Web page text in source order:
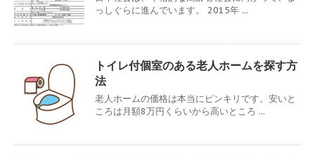
っしぐらに進んでいます。 2015年 ...
トイレ付個室のある老人ホームを探す方
法
老人ホームの価格は本当にピンキリです。安いと
ころは月額8万円くらいから高いところ ...